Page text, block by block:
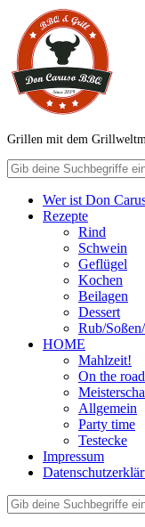
Grillen mit dem
Wer ist Don
Rezepte
Rind
Schwein
Geflügel
Kochen
Beilagen
Dessert
Rub/
HOME
Mahlzeit!
On the road
Allgemein
Party time
Testecke
Impressum